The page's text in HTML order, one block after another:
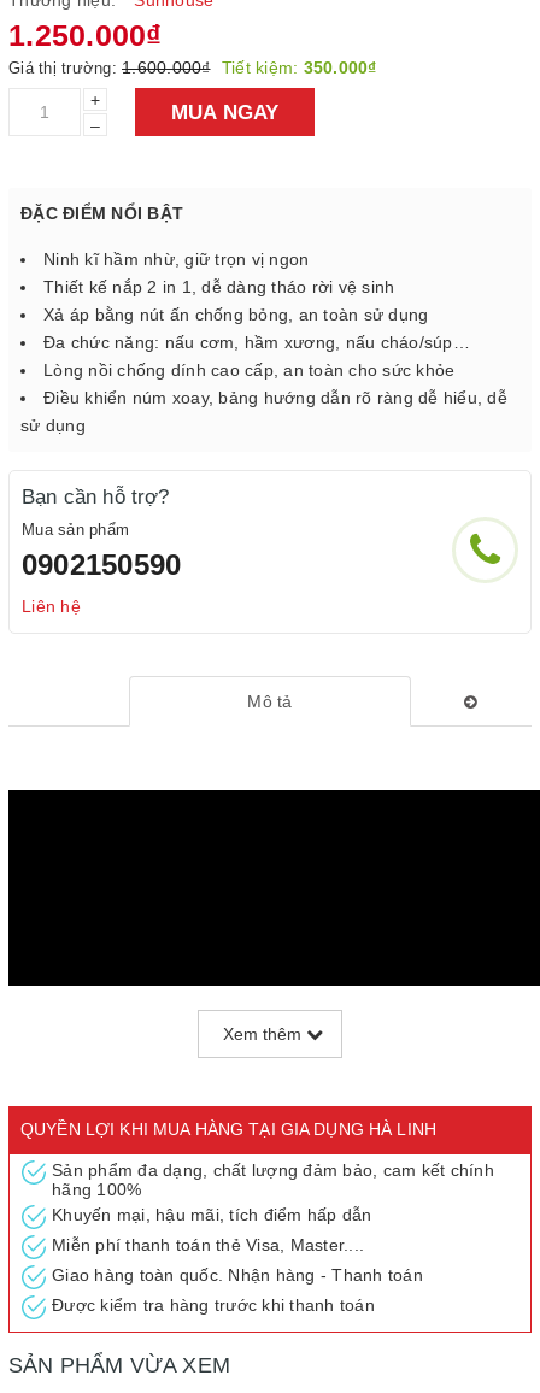
1.250.000₫
Giá thị trường: 1.600.000₫ Tiết kiệm: 350.000₫
+
–
MUA NGAY
ĐẶC ĐIỂM NỔI BẬT
Ninh kĩ hầm nhừ, giữ trọn vị ngon
Thiết kế nắp 2 in 1, dễ dàng tháo rời vệ sinh
Xả áp bằng nút ấn chống bỏng, an toàn sử dụng
Đa chức năng: nấu cơm, hầm xương, nấu cháo/súp…
Lòng nồi chống dính cao cấp, an toàn cho sức khỏe
Điều khiển núm xoay, bảng hướng dẫn rõ ràng dễ hiểu, dễ
sử dụng
Bạn cần hỗ trợ?
Mua sản phẩm
0902150590
Liên hệ
Mô tả
Thông số kỹ thuật
Dung tích nồi: 6 lít
Chế độ/Chức năng: Đa chức năng nấu nướng: hầm gân, súp,
cháo, gà, canh, nấu cơm, giữ ấm thực phẩm…
Màu sắc: Tím mận và đen
Loại nồi: Nồi nắp gài-rời 2 trong 1
Chất liệu vỏ nồi: Thép phủ sơn tĩnh điện
Xem thêm
QUYỀN LỢI KHI MUA HÀNG TẠI GIA DỤNG HÀ LINH
Sản phẩm đa dạng, chất lượng đảm bảo, cam kết chính
hãng 100%
Khuyến mại, hậu mãi, tích điểm hấp dẫn
Miễn phí thanh toán thẻ Visa, Master....
Giao hàng toàn quốc. Nhận hàng - Thanh toán
Được kiểm tra hàng trước khi thanh toán
SẢN PHẨM VỪA XEM